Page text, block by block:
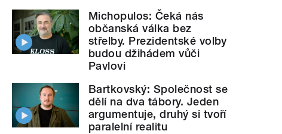
Michopulos: Čeká nás
občanská válka bez
střelby. Prezidentské volby
budou džihádem vůči
Pavlovi
Bartkovský: Společnost se
dělí na dva tábory. Jeden
argumentuje, druhý si tvoří
paralelní realitu